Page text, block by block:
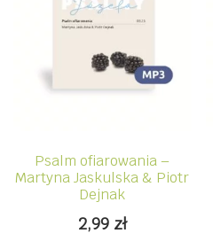
Psalm ofiarowania –
Martyna Jaskulska & Piotr
Dejnak
2,99 zł